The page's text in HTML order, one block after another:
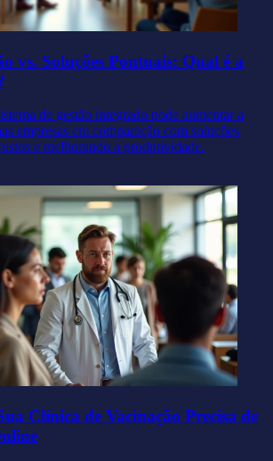
vs. Soluções Pontuais: Qual é a
de gestão integrado pode aumentar a
empresas em comparação com soluções
e melhorando a produtividade.
Clínica de Vacinação Precisa de